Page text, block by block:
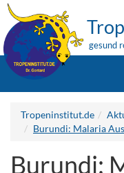
gesund
Tropeninstitut.de
Burundi: Malaria
Burundi: